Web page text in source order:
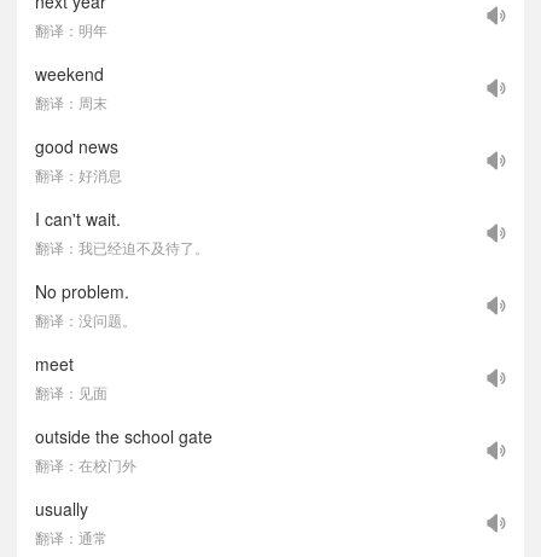
翻译：明年
weekend
翻译：周末
good news
翻译：好消息
I can't wait.
翻译：我已经迫不及待了。
No problem.
翻译：没问题。
meet
翻译：见面
outside the school gate
翻译：在校门外
usually
翻译：通常